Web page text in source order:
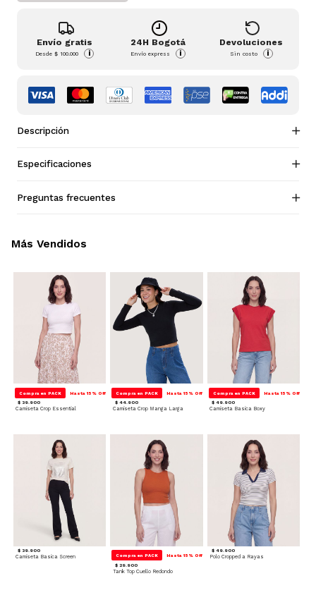
Envío gratis
Desde$ 100.000 i
24H Bogotá
Envío express i
Devoluciones
Sin costo i
Descripción
Especificaciones
Preguntas frecuentes
Compra en PACK Hasta 15% Off
$ 39.900
Camiseta Crop Essential
Compra en PACK Hasta 15% Off
$ 44.900
Camiseta Crop Manga Larga
Compra en PACK Hasta 15% Off
$ 49.900
Camiseta Basica Boxy
$ 39.900
Camiseta Basica Screen Compra en PACK Hasta 15% Off
$ 29.900
Tank Top Cuello Redondo
$ 49.900
Polo Cropped a Rayas
Más Vendidos